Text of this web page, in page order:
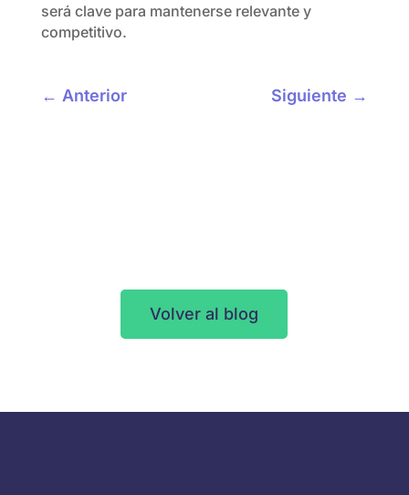
será clave para mantenerse relevante y
competitivo.
← Anterior Siguiente →
Volver al blog